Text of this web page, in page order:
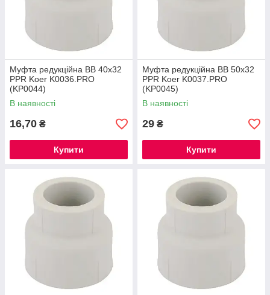
Муфта редукційна ВВ 40x32
PPR Koer K0036.PRO
(KP0044)
В наявності
16,70 ₴
Купити
Муфта редукційна ВВ 50x32
PPR Koer K0037.PRO
(KP0045)
В наявності
29 ₴
Купити